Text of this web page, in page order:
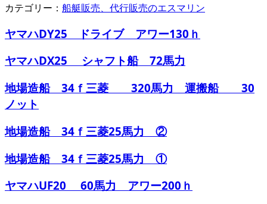
カテゴリー： 船艇販売、代行販売のエスマリン
ヤマハDY25 ドライブ アワー130ｈ
ヤマハDX25 シャフト船 72馬力
地場造船 34ｆ三菱 320馬力 運搬船 30
ノット
地場造船 34ｆ三菱25馬力 ②
地場造船 34ｆ三菱25馬力 ①
ヤマハUF20 60馬力 アワー200ｈ